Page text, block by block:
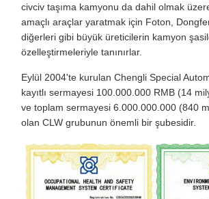
civciv taşıma kamyonu da dahil olmak
amaçlı araçlar yaratmak için Foton,
diğerleri gibi büyük üreticilerin kamyon
özelleştirmeleriyle tanınırlar.
Eylül 2004'te kurulan Chengli Special
kayıtlı sermayesi 100.000.000 RMB (14
ve toplam sermayesi 6.000.000.000 (840
olan CLW grubunun önemli bir şubesidir.